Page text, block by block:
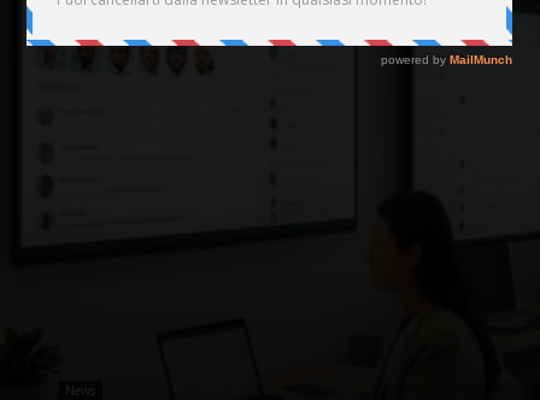
News